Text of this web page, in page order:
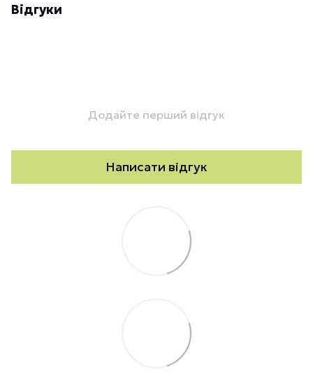
Відгуки
Додайте перший відгук
Написати відгук